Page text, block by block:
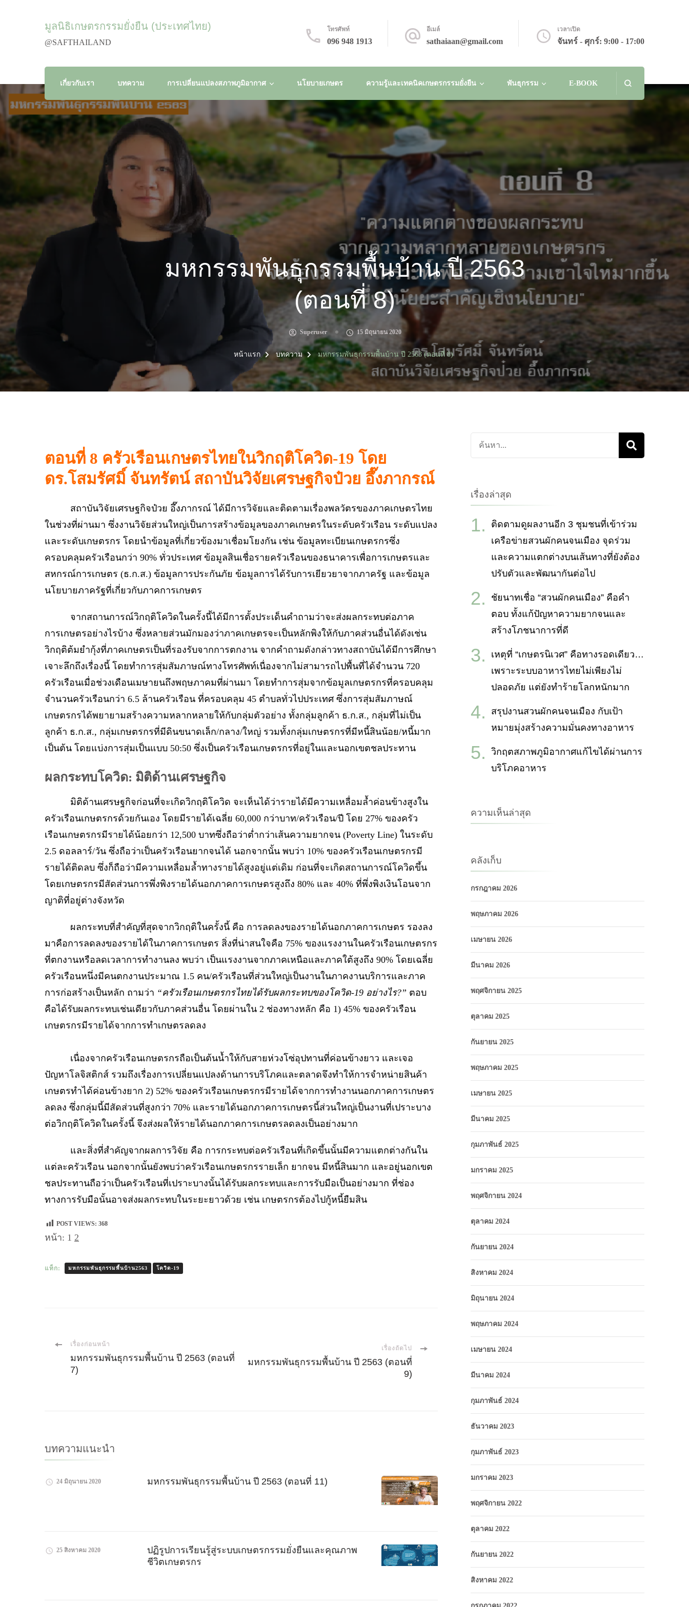
มูลนิธิเกษตรกรรมยั่งยืน (ประเทศไทย)
@SAFTHAILAND
โทรศัพท์
096 948 1913
อีเมล์
sathaiaan@gmail.com
เวลาเปิด
จันทร์ - ศุกร์: 9:00 - 17:00
เกี่ยวกับเรา บทความ การเปลี่ยนแปลงสภาพภูมิอากาศ นโยบายเกษตร ความรู้และเทคนิคเกษตรกรรมยั่งยืน พันธุกรรม E-BOOK
มหกรรมพันธุกรรมพื้นบ้าน ปี 2563
(ตอนที่ 8)
Superuser 15 มิถุนายน 2020
หน้าแรก บทความ มหกรรมพันธุกรรมพื้นบ้าน ปี 2563 (ตอนที่ 8)
ตอนที่ 8 ครัวเรือนเกษตรไทยในวิกฤติโควิด-19 โดย
ดร.โสมรัศมิ์ จันทรัตน์ สถาบันวิจัยเศรษฐกิจป๋วย อึ๊งภากรณ์
สถาบันวิจัยเศรษฐกิจป๋วย อึ๊งภากรณ์ ได้มีการวิจัยและติดตามเรื่องพลวัตรของภาคเกษตรไทย
ในช่วงที่ผ่านมา ซึ่งงานวิจัยส่วนใหญ่เป็นการสร้างข้อมูลของภาคเกษตรในระดับครัวเรือน ระดับแปลง
และระดับเกษตรกร โดยนำข้อมูลที่เกี่ยวข้องมาเชื่อมโยงกัน เช่น ข้อมูลทะเบียนเกษตรกรซึ่ง
ครอบคลุมครัวเรือนกว่า 90% ทั่วประเทศ ข้อมูลสินเชื่อรายครัวเรือนของธนาคารเพื่อการเกษตรและ
สหกรณ์การเกษตร (ธ.ก.ส.) ข้อมูลการประกันภัย ข้อมูลการได้รับการเยียวยาจากภาครัฐ และข้อมูล
นโยบายภาครัฐที่เกี่ยวกับภาคการเกษตร
จากสถานการณ์วิกฤติโควิดในครั้งนี้ได้มีการตั้งประเด็นคำถามว่าจะส่งผลกระทบต่อภาค
การเกษตรอย่างไรบ้าง ซึ่งหลายส่วนมักมองว่าภาคเกษตรจะเป็นหลักพิงให้กับภาคส่วนอื่นได้ดังเช่น
วิกฤติต้มยำกุ้งที่ภาคเกษตรเป็นที่รองรับจากการตกงาน จากคำถามดังกล่าวทางสถาบันได้มีการศึกษา
เจาะลึกถึงเรื่องนี้ โดยทำการสุ่มสัมภาษณ์ทางโทรศัพท์เนื่องจากไม่สามารถไปพื้นที่ได้จำนวน 720
ครัวเรือนเมื่อช่วงเดือนเมษายนถึงพฤษภาคมที่ผ่านมา โดยทำการสุ่มจากข้อมูลเกษตรกรที่ครอบคลุม
จำนวนครัวเรือนกว่า 6.5 ล้านครัวเรือน ที่ครอบคลุม 45 ตำบลทั่วไปประเทศ ซึ่งการสุ่มสัมภาษณ์
เกษตรกรได้พยายามสร้างความหลากหลายให้กับกลุ่มตัวอย่าง ทั้งกลุ่มลูกค้า ธ.ก.ส., กลุ่มที่ไม่เป็น
ลูกค้า ธ.ก.ส., กลุ่มเกษตรกรที่มีดินขนาดเล็ก/กลาง/ใหญ่ รวมทั้งกลุ่มเกษตรกรที่มีหนี้สินน้อย/หนี้มาก
เป็นต้น โดยแบ่งการสุ่มเป็นแบบ 50:50 ซึ่งเป็นครัวเรือนเกษตรกรที่อยู่ในและนอกเขตชลประทาน
ผลกระทบโควิด: มิติด้านเศรษฐกิจ
มิติด้านเศรษฐกิจก่อนที่จะเกิดวิกฤติโควิด จะเห็นได้ว่ารายได้มีความเหลื่อมล้ำค่อนข้างสูงใน
ครัวเรือนเกษตรกรด้วยกันเอง โดยมีรายได้เฉลี่ย 60,000 กว่าบาท/ครัวเรือน/ปี โดย 27% ของครัว
เรือนเกษตรกรมีรายได้น้อยกว่า 12,500 บาทซึ่งถือว่าต่ำกว่าเส้นความยากจน (Poverty Line) ในระดับ
2.5 ดอลลาร์/วัน ซึ่งถือว่าเป็นครัวเรือนยากจนได้ นอกจากนั้น พบว่า 10% ของครัวเรือนเกษตรกรมี
รายได้ติดลบ ซึ่งก็ถือว่ามีความเหลื่อมล้ำทางรายได้สูงอยู่แต่เดิม ก่อนที่จะเกิดสถานการณ์โควิดขึ้น
โดยเกษตรกรมีสัดส่วนการพึ่งพิงรายได้นอกภาคการเกษตรสูงถึง 80% และ 40% ที่พึ่งพิงเงินโอนจาก
ญาติที่อยู่ต่างจังหวัด
ผลกระทบที่สำคัญที่สุดจากวิกฤติในครั้งนี้ คือ การลดลงของรายได้นอกภาคการเกษตร รองลง
มาคือการลดลงของรายได้ในภาคการเกษตร สิ่งที่น่าสนใจคือ 75% ของแรงงานในครัวเรือนเกษตรกร
ที่ตกงานหรือลดเวลาการทำงานลง พบว่า เป็นแรงงานจากภาคเหนือและภาคใต้สูงถึง 90% โดยเฉลี่ย
ครัวเรือนหนึ่งมีคนตกงานประมาณ 1.5 คน/ครัวเรือนที่ส่วนใหญ่เป็นงานในภาคงานบริการและภาค
การก่อสร้างเป็นหลัก ถามว่า “ครัวเรือนเกษตรกรไทยได้รับผลกระทบของโควิด-19 อย่างไร?” ตอบ
คือได้รับผลกระทบเช่นเดียวกับภาคส่วนอื่น โดยผ่านใน 2 ช่องทางหลัก คือ 1) 45% ของครัวเรือน
เกษตรกรมีรายได้จากการทำเกษตรลดลง
เนื่องจากครัวเรือนเกษตรกรถือเป็นต้นน้ำให้กับสายห่วงโซ่อุปทานที่ค่อนข้างยาว และเจอ
ปัญหาโลจิสติกส์ รวมถึงเรื่องการเปลี่ยนแปลงด้านการบริโภคและตลาดจึงทำให้การจำหน่ายสินค้า
เกษตรทำได้ค่อนข้างยาก 2) 52% ของครัวเรือนเกษตรกรมีรายได้จากการทำงานนอกภาคการเกษตร
ลดลง ซึ่งกลุ่มนี้มีสัดส่วนที่สูงกว่า 70% และรายได้นอกภาคการเกษตรนี้ส่วนใหญ่เป็นงานที่เปราะบาง
ต่อวิกฤติโควิดในครั้งนี้ จึงส่งผลให้รายได้นอกภาคการเกษตรลดลงเป็นอย่างมาก
และสิ่งที่สำคัญจากผลการวิจัย คือ การกระทบต่อครัวเรือนที่เกิดขึ้นนั้นมีความแตกต่างกันใน
แต่ละครัวเรือน นอกจากนั้นยังพบว่าครัวเรือนเกษตรกรรายเล็ก ยากจน มีหนี้สินมาก และอยู่นอกเขต
ชลประทานถือว่าเป็นครัวเรือนที่เปราะบางนั้นได้รับผลกระทบและการรับมือเป็นอย่างมาก ที่ช่อง
ทางการรับมือนั้นอาจส่งผลกระทบในระยะยาวด้วย เช่น เกษตรกรต้องไปกู้หนี้ยืมสิน
POST VIEWS: 368
หน้า: 1 2
แท็ก: มหกรรมพันธุกรรมพื้นบ้าน2563 โควิด-19
เมนูเรื่องก่อนหน้า
มหกรรมพันธุกรรมพื้นบ้าน ปี 2563 (ตอนที่
7)
เรื่องถัดไป
มหกรรมพันธุกรรมพื้นบ้าน ปี 2563 (ตอนที่
9)
บทความแนะนำ
24 มิถุนายน 2020 มหกรรมพันธุกรรมพื้นบ้าน ปี 2563 (ตอนที่ 11)
25 สิงหาคม 2020
ปฏิรูปการเรียนรู้สู่ระบบเกษตรกรรมยั่งยืนและคุณภาพ
ชีวิตเกษตรกร
ค้นหา
เกี่ยว
เรื่องล่าสุด
ติดตามดูผลงานอีก 3 ชุมชนที่เข้าร่วม
เครือข่ายสวนผักคนจนเมือง จุดร่วม
และความแตกต่างบนเส้นทางที่ยังต้อง
ปรับตัวและพัฒนากันต่อไป
ชัยนาทเชื่อ “สวนผักคนเมือง” คือคำ
ตอบ ทั้งแก้ปัญหาความยากจนและ
สร้างโภชนาการที่ดี
เหตุที่ “เกษตรนิเวศ” คือทางรอดเดียว…
เพราะระบบอาหารไทยไม่เพียงไม่
ปลอดภัย แต่ยังทำร้ายโลกหนักมาก
สรุปงานสวนผักคนจนเมือง กับเป้า
หมายมุ่งสร้างความมั่นคงทางอาหาร
วิกฤตสภาพภูมิอากาศแก้ไขได้ผ่านการ
บริโภคอาหาร
ความเห็นล่าสุด
คลังเก็บ
กรกฎาคม 2026
พฤษภาคม 2026
เมษายน 2026
มีนาคม 2026
พฤศจิกายน 2025
ตุลาคม 2025
กันยายน 2025
พฤษภาคม 2025
เมษายน 2025
มีนาคม 2025
กุมภาพันธ์ 2025
มกราคม 2025
พฤศจิกายน 2024
ตุลาคม 2024
กันยายน 2024
สิงหาคม 2024
มิถุนายน 2024
พฤษภาคม 2024
เมษายน 2024
มีนาคม 2024
กุมภาพันธ์ 2024
ธันวาคม 2023
กุมภาพันธ์ 2023
มกราคม 2023
พฤศจิกายน 2022
ตุลาคม 2022
กันยายน 2022
สิงหาคม 2022